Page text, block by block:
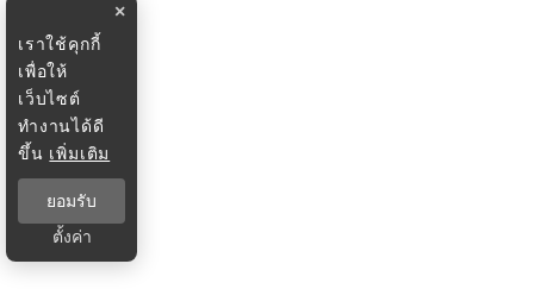
×
เราใช้คุกกี้
เพื่อให้
เว็บไซต์
ทำงานได้ดี
ขึ้น เพิ่มเติม
ยอมรับ
ตั้งค่า